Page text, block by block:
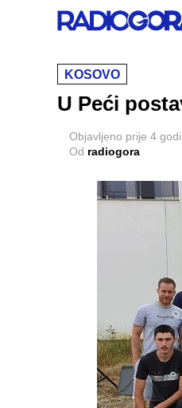
KOSOVO
U Peći
Objavljeno prije 4
Od radiogora